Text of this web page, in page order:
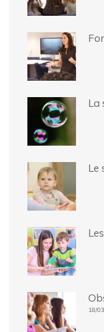
La
Le
18/